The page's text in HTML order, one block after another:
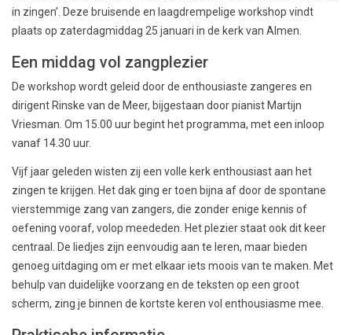
in zingen’. Deze bruisende en laagdrempelige workshop vindt
plaats op zaterdagmiddag 25 januari in de kerk van Almen.
Een middag vol zangplezier
De workshop wordt geleid door de enthousiaste zangeres en
dirigent Rinske van de Meer, bijgestaan door pianist Martijn
Vriesman. Om 15.00 uur begint het programma, met een inloop
vanaf 14.30 uur.
Vijf jaar geleden wisten zij een volle kerk enthousiast aan het
zingen te krijgen. Het dak ging er toen bijna af door de spontane
vierstemmige zang van zangers, die zonder enige kennis of
oefening vooraf, volop meededen. Het plezier staat ook dit keer
centraal. De liedjes zijn eenvoudig aan te leren, maar bieden
genoeg uitdaging om er met elkaar iets moois van te maken. Met
behulp van duidelijke voorzang en de teksten op een groot
scherm, zing je binnen de kortste keren vol enthousiasme mee.